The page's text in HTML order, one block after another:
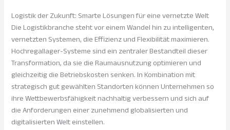
Logistik der Zukunft: Smarte Lösungen für eine vernetzte Welt
Die Logistikbranche steht vor einem Wandel hin zu intelligenten,
vernetzten Systemen, die Effizienz und Flexibilität maximieren.
Hochregallager-Systeme sind ein zentraler Bestandteil dieser
Transformation, da sie die Raumausnutzung optimieren und
gleichzeitig die Betriebskosten senken. In Kombination mit
strategisch gut gewählten Standorten können Unternehmen so
ihre Wettbewerbsfähigkeit nachhaltig verbessern und sich auf
die Anforderungen einer zunehmend globalisierten und
digitalisierten Welt einstellen.